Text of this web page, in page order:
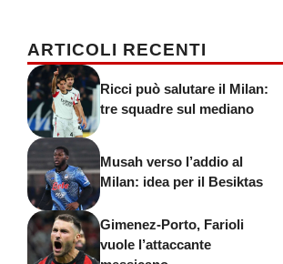
ARTICOLI RECENTI
Ricci può salutare il Milan:
tre squadre sul mediano
Musah verso l’addio al
Milan: idea per il Besiktas
Gimenez-Porto, Farioli
vuole l’attaccante